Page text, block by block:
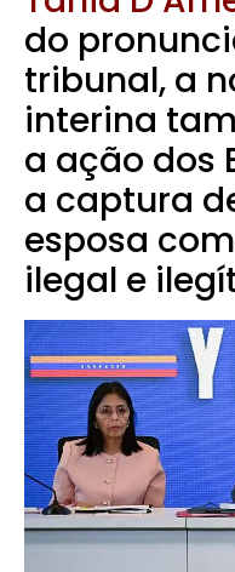
do
tribunal, a
interina
a ação dos
a captura
esposa
ilegal e